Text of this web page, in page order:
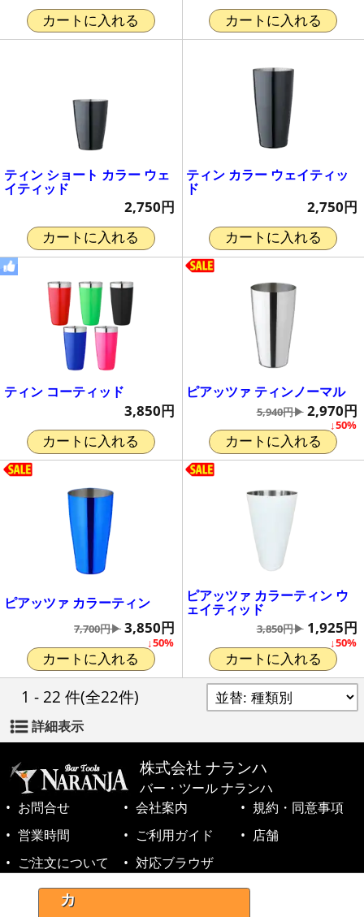
カートに入れる カートに入れる
ティン ショート カラー ウェ
イティッド
2,750円
カートに入れる
ティン カラー ウェイティッ
ド
2,750円
カートに入れる
ティン コーティッド
3,850円
カートに入れる
ピアッツァ ティンノーマル
↓50%
5,940円▶ 2,970円
カートに入れる
ピアッツァ カラーティン
↓50%
7,700円▶ 3,850円
カートに入れる
ピアッツァ カラーティン ウ
ェイティッド
↓50%
3,850円▶ 1,925円
カートに入れる
1 - 22 件(全22件)
詳細表示
カ
株式会社 ナランハ
バー・ツール ナランハ
お問合せ
会社案内
規約・同意事項
営業時間
ご利用ガイド
店舗
ご注文について
対応ブラウザ
©1999-2026 NARANJA Inc. All Rights Reserved.